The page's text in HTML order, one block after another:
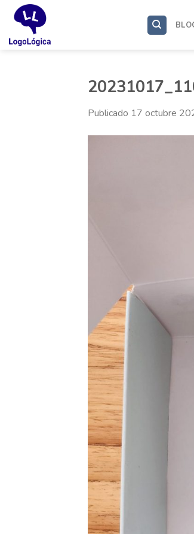
Saltar
contenido
Publicado 17 octubre